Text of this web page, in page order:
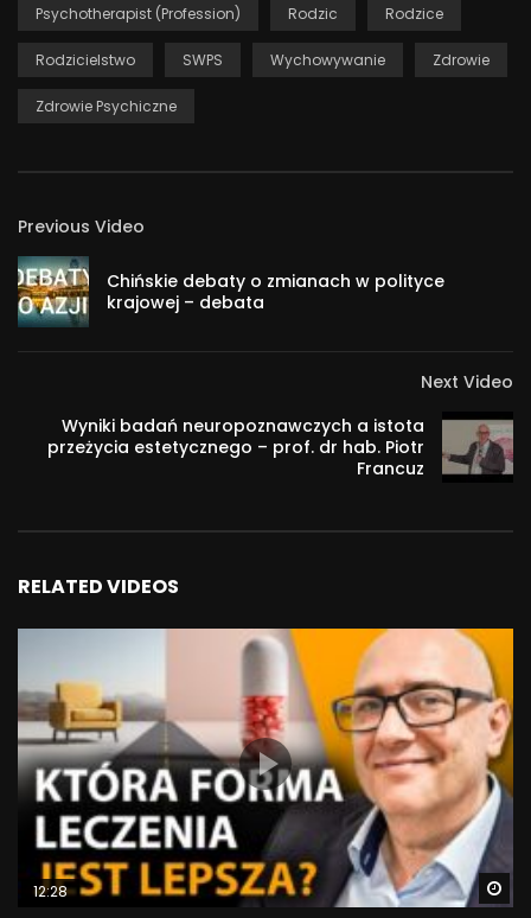
Psychotherapist (Profession) Rodzic Rodzice
Rodzicielstwo SWPS Wychowywanie Zdrowie
Zdrowie Psychiczne
Previous Video
Chińskie debaty o zmianach w polityce
krajowej – debata
Next Video
Wyniki badań neuropoznawczych a istota
przeżycia estetycznego – prof. dr hab. Piotr
Francuz
RELATED VIDEOS
12:28